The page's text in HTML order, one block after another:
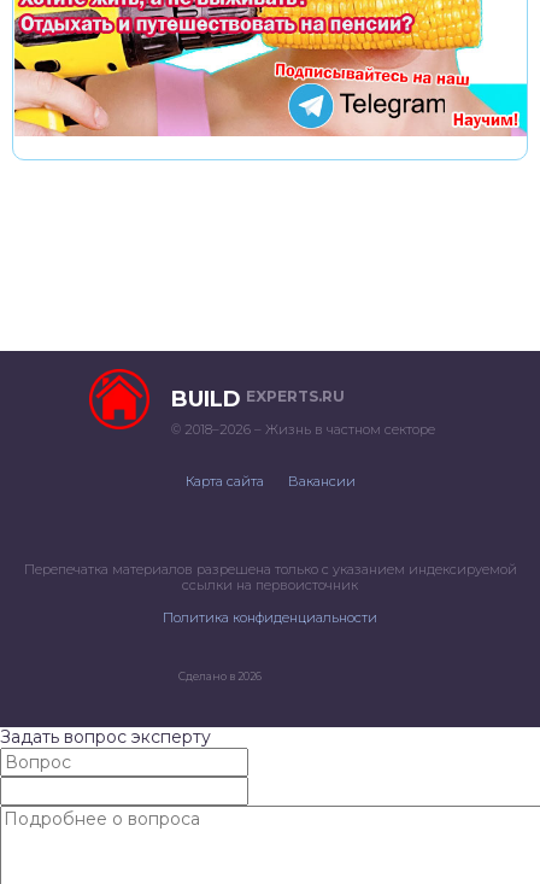
BUILD EXPERTS.RU
© 2018–2026 – Жизнь в частном секторе
Карта сайта Вакансии
Перепечатка материалов разрешена только с указанием индексируемой
ссылки на первоисточник
Политика конфиденциальности
Сделано в 2026
Задать вопрос эксперту